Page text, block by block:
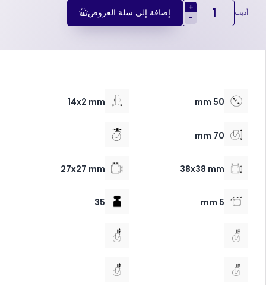
أديت
+
-
إضافة إلى سلة العروض
50 mm
14x2 mm
70 mm
38x38 mm
27x27 mm
5 mm
35